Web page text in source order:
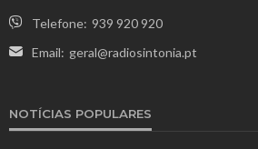
Telefone: 939 920 920
Email: geral@radiosintonia.pt
NOTÍCIAS POPULARES